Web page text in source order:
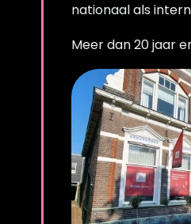
nationaal als
Meer dan 20 jaar